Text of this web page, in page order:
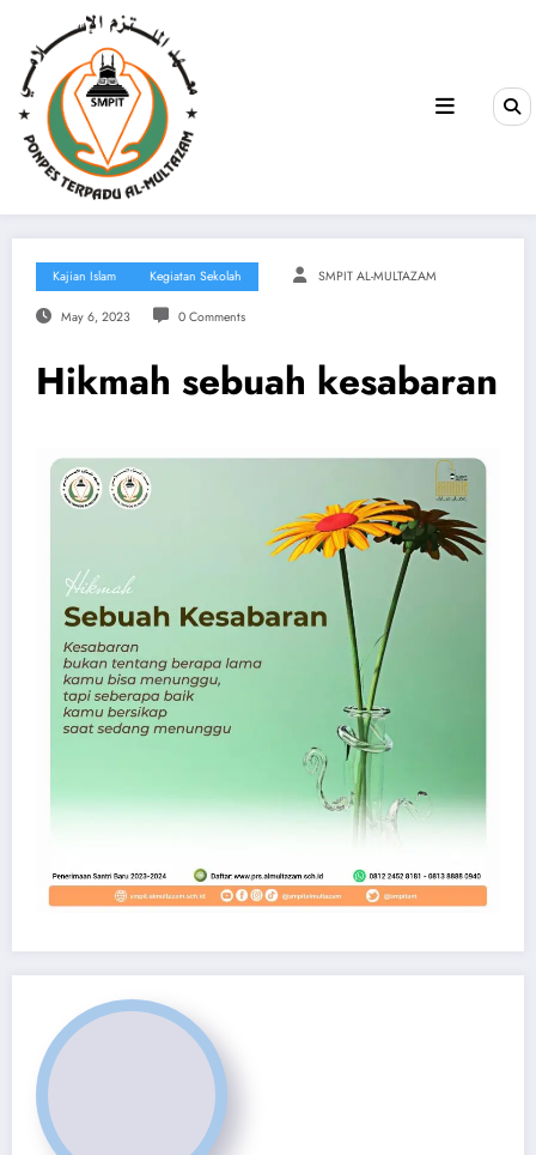
Kajian Islam Kegiatan Sekolah SMPIT AL-MULTAZAM
May 6, 2023 0 Comments
Hikmah sebuah kesabaran